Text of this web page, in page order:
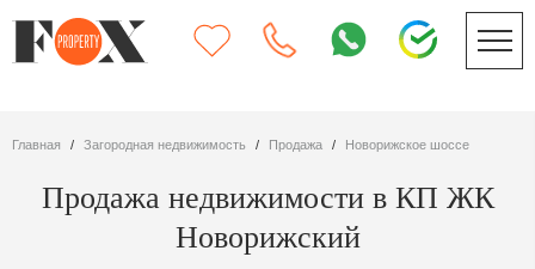
Главная Загородная недвижимость Продажа Новорижское шоссе
Продажа недвижимости в КП ЖК
Новорижский